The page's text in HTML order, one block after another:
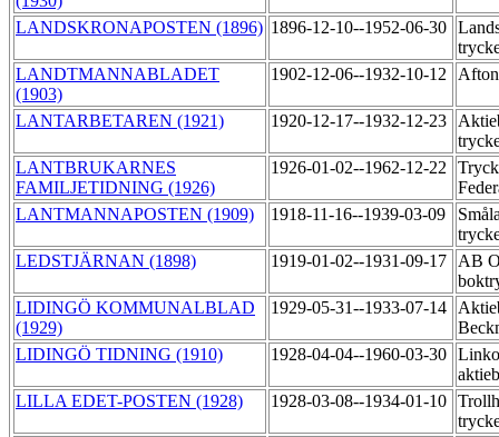
LANDSKRONAPOSTEN (1896) 1896-12-10--1952-06-30
LANDTMANNABLADET
(1903)
1902-12-06--1932-10-12
LANTARBETAREN (1921) 1920-12-17--1932-12-23
LANTBRUKARNES
FAMILJETIDNING (1926)
1926-01-02--1962-12-22
LANTMANNAPOSTEN (1909)
1918-11-16--1939-03-09
LEDSTJÄRNAN (1898)
1919-01-02--1931-09-17
AB
LIDINGÖ KOMMUNALBLAD
(1929)
1929-05-31--1933-07-14
LIDINGÖ TIDNING (1910)
1928-04-04--1960-03-30
LILLA EDET-POSTEN (1928)
1928-03-08--1934-01-10